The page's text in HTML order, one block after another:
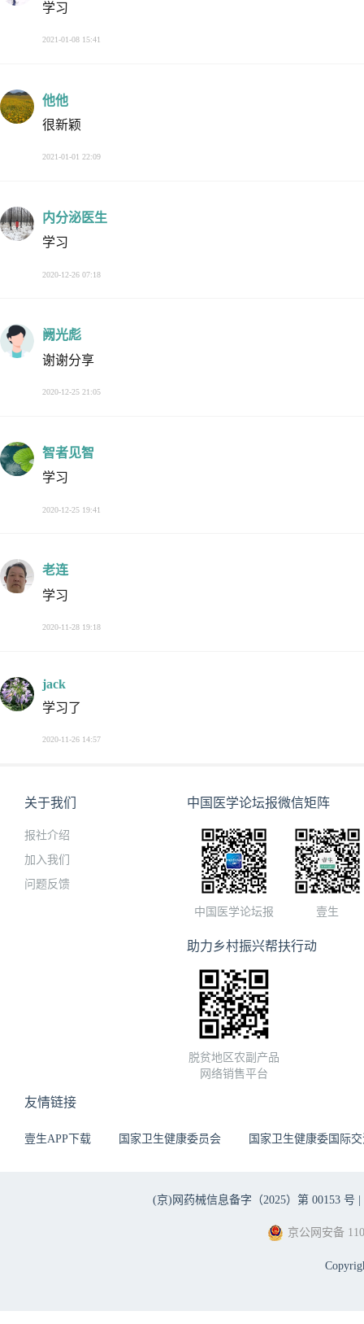
学习
2021-01-08 15:41
他他
很新颖
2021-01-01 22:09
内分泌医生
学习
2020-12-26 07:18
阙光彪
谢谢分享
2020-12-25 21:05
智者见智
学习
2020-12-25 19:41
老连
学习
2020-11-28 19:18
jack
学习了
2020-11-26 14:57
关于我们
报社介绍
加入我们
问题反馈
中国医学论坛报微信矩阵
中国医学论坛报 壹生
助力乡村振兴帮扶行动
脱贫地区农副产品
网络销售平台
友情链接
壹生APP下载 国家卫生健康委员会 国家卫生健康委国际
(京)网药械信息备字（2025）第 00153 号 |
京公网安备